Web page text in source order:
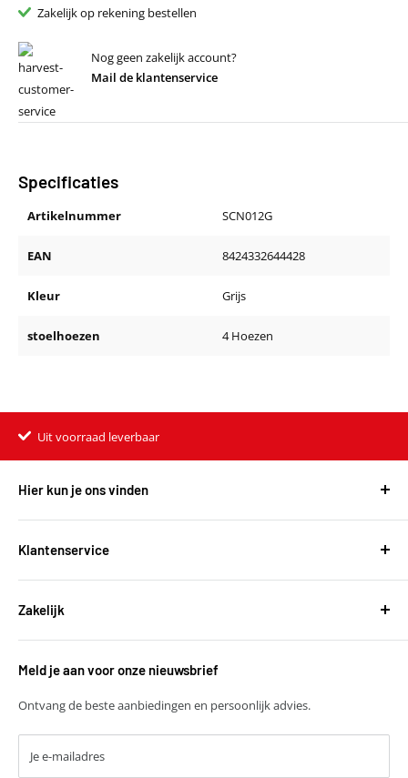
Zakelijk op rekening bestellen
Nog geen zakelijk account?
Mail de klantenservice
Specificaties
Artikelnummer SCN012G
EAN 8424332644428
Kleur Grijs
stoelhoezen 4 Hoezen
Uit voorraad leverbaar
Hier kun je ons vinden
Harvest Automotive B.V.
De Wel 34a
BTW: NL850118931B01
T+31 (0)30 6777775
Everkoop@harvestbv.nl
Klantenservice
Over ons
Bestellen en leveringen
Zakelijk
Zakelijke klant worden
Samenwerkingsmogelijkheden
Meld je aan voor onze nieuwsbrief
Ontvang de beste aanbiedingen en persoonlijk advies.
Je e-mailadres